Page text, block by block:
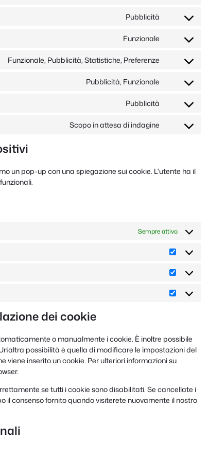
recaptcha
servizio
maps
Pubblicità
Consenso
servizio
Funzionale
Consenso
servizio
Funzionale, Pubblicità, Statistiche, Preferenze
Consenso
servizio
Pubblicità, Funzionale
Consenso
servizio
Pubblicità
Consenso
servizio
Scopo in attesa di indagine
Consent
gettext-
un pop-up con una spiegazione sui cookie. L'utente ha il
Sempre attivo
Preferenze
Statistiche
Marketing
dei cookie
o manualmente i cookie. È inoltre possibile
possibilità è quella di modificare le impostazioni del
viene inserito un cookie. Per ulteriori informazioni su
se tutti i cookie sono disabilitati. Se cancellate i
il consenso fornito quando visiterete nuovamente il nostro